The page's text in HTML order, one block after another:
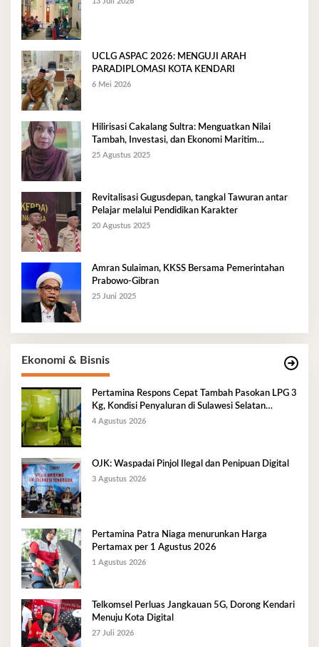
UCLG ASPAC 2026: MENGUJI ARAH
PARADIPLOMASI KOTA KENDARI
6 Mei 2026
Hilirisasi Cakalang Sultra: Menguatkan Nilai
Tambah, Investasi, dan Ekonomi Maritim
Berkelanjutan
25 Agustus 2025
Revitalisasi Gugusdepan, tangkal Tawuran antar
Pelajar melalui Pendidikan Karakter
20 Agustus 2025
Amran Sulaiman, KKSS Bersama Pemerintahan
Prabowo-Gibran
25 Juni 2025
Ekonomi & Bisnis
Pertamina Respons Cepat Tambah Pasokan LPG 3
Kg, Kondisi Penyaluran di Sulawesi Selatan
Berlangsung Kondusif
4 Agustus 2026
OJK: Waspadai Pinjol Ilegal dan Penipuan Digital
3 Agustus 2026
Pertamina Patra Niaga menurunkan Harga
Pertamax per 1 Agustus 2026
1 Agustus 2026
Telkomsel Perluas Jangkauan 5G, Dorong Kendari
Menuju Kota Digital
27 Juli 2026